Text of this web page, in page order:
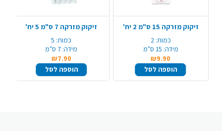
זיקוק מזרקה 15 ס"מ 2 יח'
כמות: 2
מידה: 15 ס"מ
₪9.90
הוספה לסל
זיקוק מזרקה 7 ס"מ 5 יח'
כמות: 5
מידה: 7 ס"מ
₪7.90
הוספה לסל